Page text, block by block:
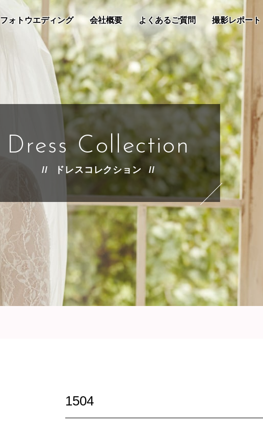
フォトウエディング 会社概要 よくあるご質問 撮影レポート
Dress Collection
ドレスコレクション
1504